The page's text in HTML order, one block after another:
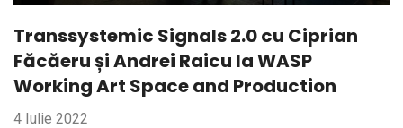
Transsystemic Signals 2.0 cu Ciprian
Făcăeru și Andrei Raicu la WASP
Working Art Space and Production
4 Iulie 2022